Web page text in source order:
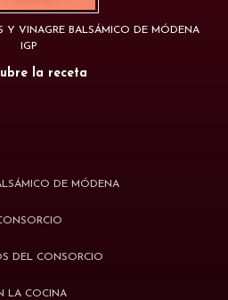
Y VINAGRE BALSÁMICO DE MÓDENA
IGP
la receta
DE MÓDENA
DEL CONSORCIO
LA COCINA